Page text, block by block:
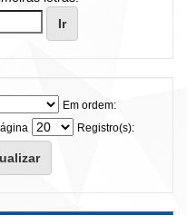
Em ordem:
Registro(s):